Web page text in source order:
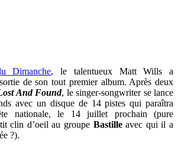
Dimanche, le talentueux Matt Wills a
de son tout premier album. Après deux
And Found, le singer-songwriter se lance
avec un disque de 14 pistes qui paraîtra
nationale, le 14 juillet prochain (pure
clin d’oeil au groupe Bastilleavec qui il a
?).